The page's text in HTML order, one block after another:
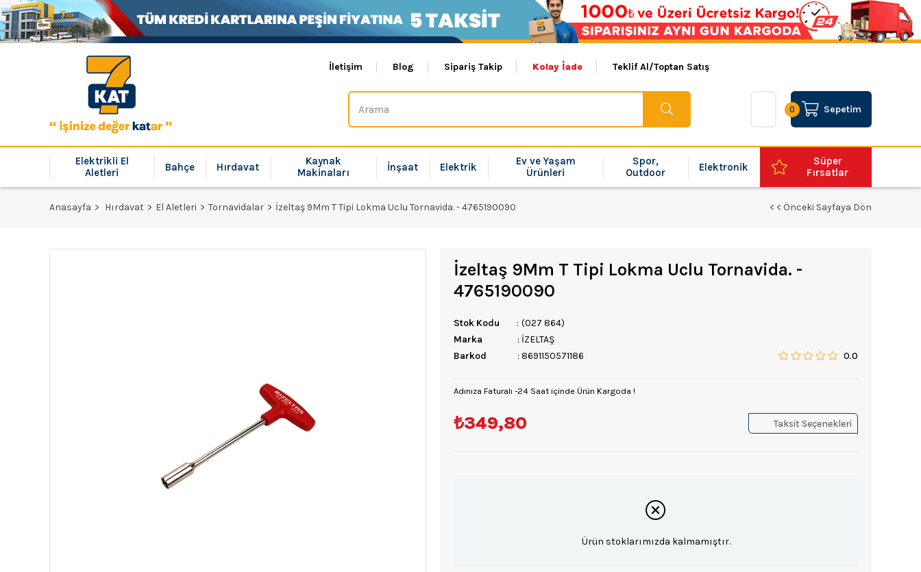
İletişim Blog Sipariş Takip Kolay İade Teklif Al/Toptan Satış
Sepetim
0
Elektrikli El
Aletleri
Bahçe Hırdavat
Kaynak
Makinaları
İnşaat Elektrik
Ev ve Yaşam
Ürünleri
Spor,
Outdoor
Elektronik
Süper
Fırsatlar
Anasayfa Hırdavat El Aletleri Tornavidalar İzeltaş 9Mm T Tipi Lokma Uclu Tornavida. - 4765190090 < < Önceki Sayfaya Dön
İzeltaş 9Mm T Tipi Lokma Uclu Tornavida. -
4765190090
Stok Kodu
(027 864)
Marka
: İZELTAŞ
Barkod
: 8691150571186 0.0
Adınıza Faturalı -24 Saat içinde Ürün Kargoda !
₺349,80 Taksit Seçenekleri
Ürün stoklarımızda kalmamıştır.